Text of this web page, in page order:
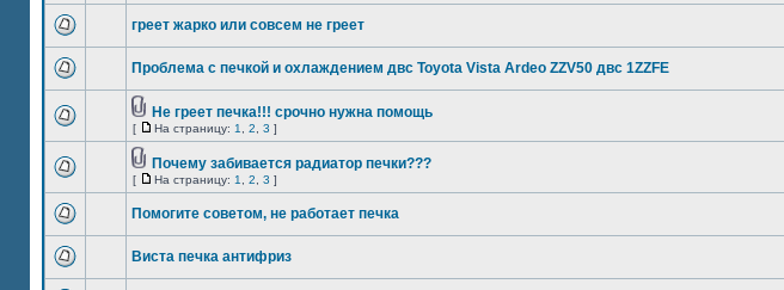
греет жарко или совсем не греет
Проблема с печкой и охлаждением двс Toyota Vista Ardeo ZZV50 двс 1ZZFE
Не греет печка!!! срочно нужна помощь
[ На страницу: 1 2 3 ]
Почему забивается радиатор печки???
[ На страницу: 1 2 3 ]
Помогите советом, не работает печка
Виста печка антифриз